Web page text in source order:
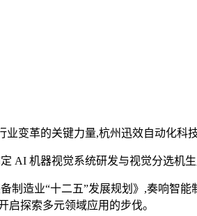
革的关键力量,杭州迅效自动化科
机器视觉系统研发与视觉分选机
造业“十二五”发展规划》,奏响智能
启探索多元领域应用的步伐。